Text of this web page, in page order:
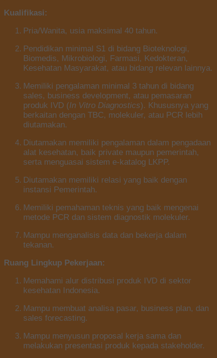
Kualifikasi:
Pria/Wanita, usia maksimal 40 tahun.
Pendidikan minimal S1 di bidang Bioteknologi,
Biomedis, Mikrobiologi, Farmasi, Kedokteran,
Kesehatan Masyarakat, atau bidang relevan lainnya.
Memiliki pengalaman minimal 3 tahun di bidang
sales, business development, atau pemasaran
produk IVD (In Vitro Diagnostics). Khususnya yang
berkaitan dengan TBC, molekuler, atau PCR lebih
diutamakan.
Diutamakan memiliki pengalaman dalam pengadaan
alat kesehatan, baik private maupun pemerintah,
serta menguasai sistem e-katalog LKPP.
Diutamakan memiliki relasi yang baik dengan
instansi Pemerintah.
Memiliki pemahaman teknis yang baik mengenai
metode PCR dan sistem diagnostik molekuler.
Mampu menganalisis data dan bekerja dalam
tekanan.
Ruang Lingkup Pekerjaan:
Memahami alur distribusi produk IVD di sektor
kesehatan Indonesia.
Mampu membuat analisa pasar, business plan, dan
sales forecasting.
Mampu menyusun proposal kerja sama dan
melakukan presentasi produk kepada stakeholder.